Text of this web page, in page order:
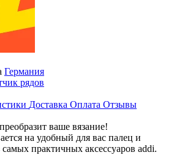
Германия
рядов
Доставка Оплата Отзывы
ваше вязание!
на удобный для вас палец и
практичных аксессуаров addi.